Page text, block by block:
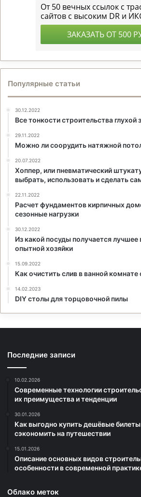
Популярные статьи
30.12.2022
Все тонкости строительства
29.11.2022
Можно ли соорудить натяжной
20.07.2022
Хоппер, или пневматический
выбрать, использовать и сделать
22.11.2022
Расчет фундаментов кирпичных
сезонные нагрузки
30.12.2022
Из какой посуды получается
опытной хозяйки
15.09.2022
Как очистить слив в ванной
14.02.2023
DIY столы для торцовочной пилы
Последние записи
10.02.2026
Современные технологии
их преимущества и тенденции
30.01.2026
Как выгодно купить дешёвые
сэкономить на путешествии
15.01.2026
Описание основных видов
особенности в современной
Облако меток